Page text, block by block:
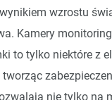
wzrostu
Kamery
to tylko niektóre z
nie tylko na